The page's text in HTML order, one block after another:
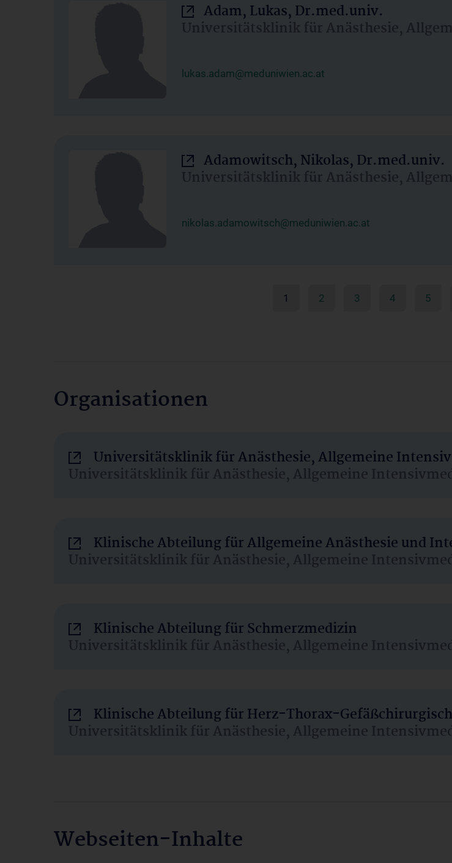
Adam, Lukas, Dr.med.univ.
Universitätsklinik für Anästhesie,
lukas.adam@meduniwien.ac.at
Adamowitsch, Nikolas, Dr.med.univ.
Universitätsklinik für Anästhesie,
nikolas.adamowitsch@meduniwien.ac.at
1 2 3 4 5
Organisationen
Universitätsklinik für Anästhesie, Allgemeine
Universitätsklinik für Anästhesie, Allgemeine
Klinische Abteilung für Allgemeine Anästhesie und
Universitätsklinik für Anästhesie, Allgemeine
Klinische Abteilung für Schmerzmedizin
Universitätsklinik für Anästhesie, Allgemeine
Klinische Abteilung für Herz-Thorax-
Universitätsklinik für Anästhesie, Allgemeine
Webseiten-Inhalte